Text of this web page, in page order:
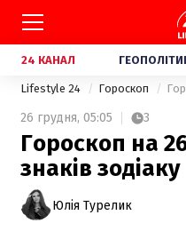
24 КАНАЛ
Lifestyle 24 Гороскоп
26 грудня, 05:05 3
Гороскоп на
знаків зодіаку
Юлія Турелик